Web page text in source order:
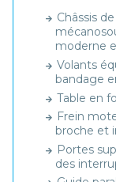
Châssis
moderne
Volants
bandage
Table en
Frein
broche et
Portes
des